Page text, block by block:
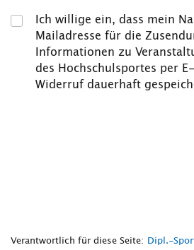
Ich willige ein, dass mein
Mailadresse für die
Informationen zu
des Hochschulsportes per
Widerruf dauerhaft
Verantwortlich für diese Seite:
Dipl.-